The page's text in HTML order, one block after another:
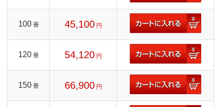
100 冊 45,100 円
120 冊 54,120 円
150 冊 66,900 円